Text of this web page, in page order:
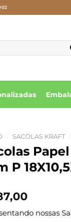
SACOLAS KRAFT
P
nossas